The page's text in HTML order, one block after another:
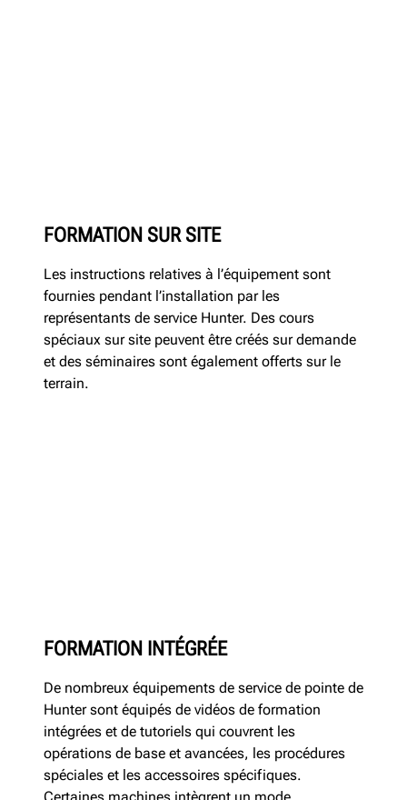
FORMATION SUR SITE
Les instructions relatives à l’équipement sont
fournies pendant l’installation par les
représentants de service Hunter. Des cours
spéciaux sur site peuvent être créés sur demande
et des séminaires sont également offerts sur le
terrain.
FORMATION INTÉGRÉE
De nombreux équipements de service de pointe de
Hunter sont équipés de vidéos de formation
intégrées et de tutoriels qui couvrent les
opérations de base et avancées, les procédures
spéciales et les accessoires spécifiques.
Certaines machines intègrent un mode